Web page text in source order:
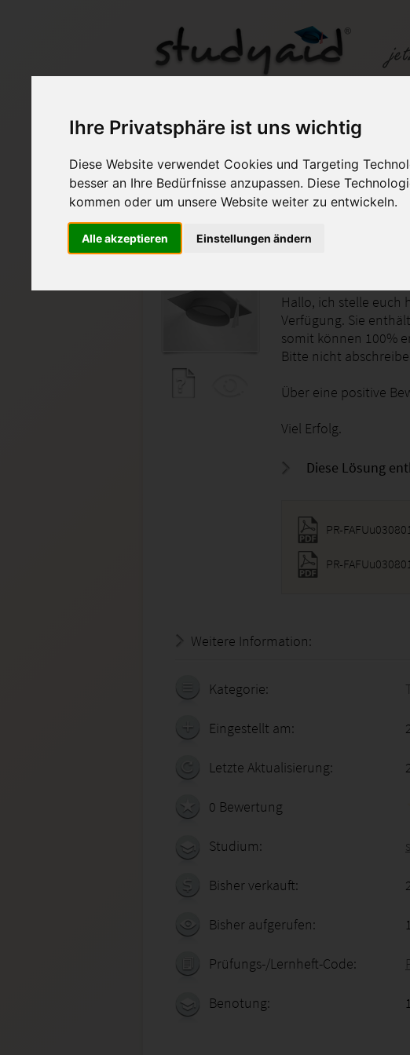
Ihre Privatsphäre ist uns wichtig
Diese Website verwendet Cookies und Targeting
besser an Ihre Bedürfnisse anzupassen. Diese
kommen oder um unsere Website weiter zu entwickeln.
Alle akzeptieren Einstellungen ändern
Fachaufgabe ILS - PR-
Auf StudyAid.de verkaufen
Hallo, ich stelle euch
Verfügung. Sie
somit können 100%
Bitte nicht
Über eine positive
Viel Erfolg.
Diese Lösung
PR-
Weitere Information:
Kategorie:
Eingestellt am:
Letzte Aktualisierung:
0 Bewertung
Studium:
Bisher verkauft:
Bisher aufgerufen:
Prüfungs-/Lernheft-Code:
Benotung: